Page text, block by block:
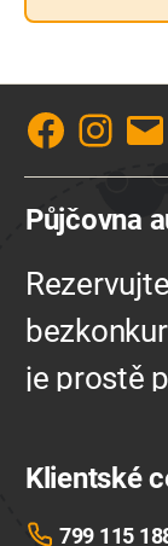
Facebook E-
Půjčovna
je prostě
Klientské
799 115